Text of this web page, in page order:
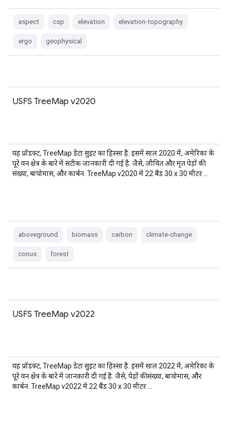
aspect csp elevation elevation-topography
ergo geophysical
USFS TreeMap v2020
यह प्रॉडक्ट, TreeMap डेटा सुइट का हिस्सा है. इसमें साल 2020 में, अमेरिका के
पूरे वन क्षेत्र के बारे में सटीक जानकारी दी गई है. जैसे, जीवित और मृत पेड़ों की
संख्या, बायोमास, और कार्बन. TreeMap v2020 में 22 बैंड 30 x 30 मीटर …
aboveground biomass carbon climate-change
conus forest
USFS TreeMap v2022
यह प्रॉडक्ट, TreeMap डेटा सुइट का हिस्सा है. इसमें साल 2022 में, अमेरिका के
पूरे वन क्षेत्र के बारे में जानकारी दी गई है. जैसे, पेड़ों की संख्या, बायोमास, और
कार्बन. TreeMap v2022 में 22 बैंड 30 x 30 मीटर …